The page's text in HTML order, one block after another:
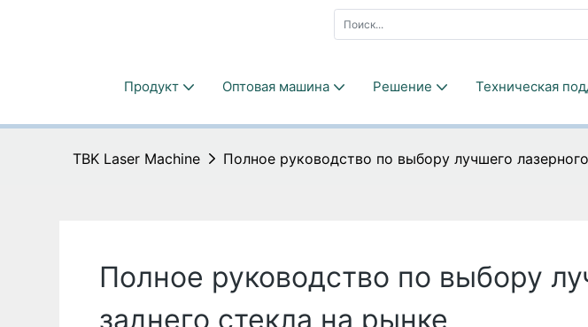
Продукт Оптовая машина Решение Техническая
TBK Laser Machine Полное руководство по выбору лучшего
Полное руководство по выбору
заднего стекла на рынке